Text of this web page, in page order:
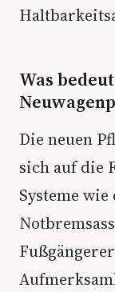
Was
Die neuen
sich auf die
Systeme